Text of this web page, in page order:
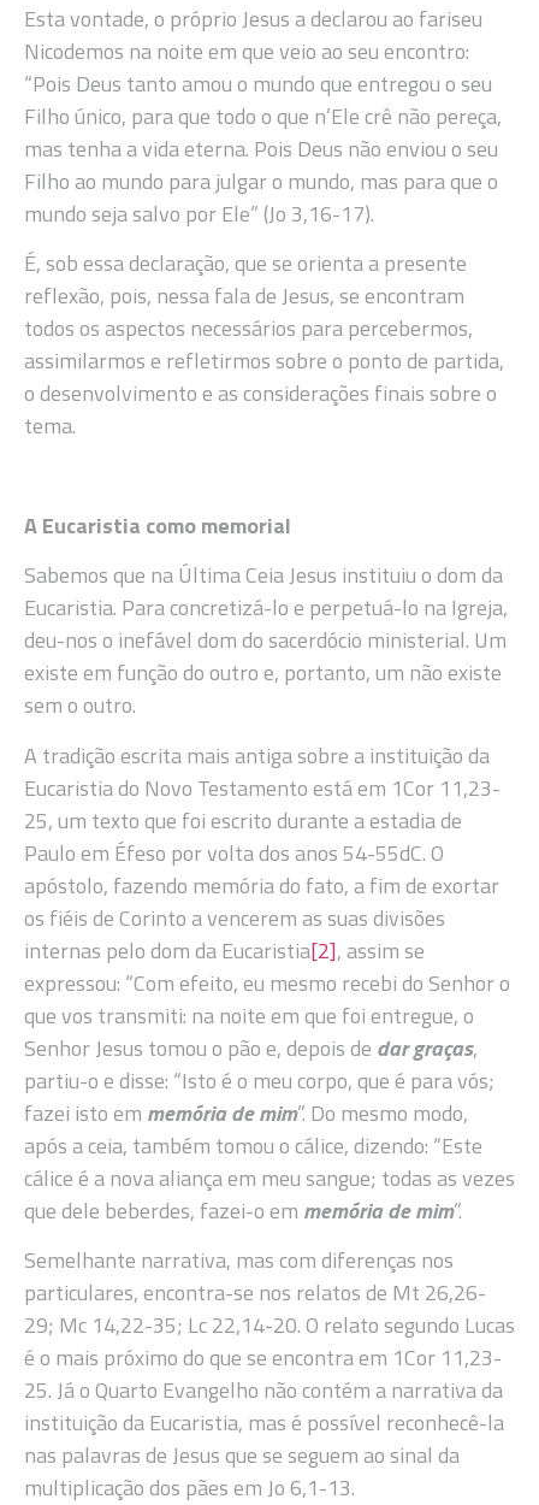
Esta vontade, o próprio Jesus a declarou ao fariseu
Nicodemos na noite em que veio ao seu encontro:
“Pois Deus tanto amou o mundo que entregou o seu
Filho único, para que todo o que n’Ele crê não pereça,
mas tenha a vida eterna. Pois Deus não enviou o seu
Filho ao mundo para julgar o mundo, mas para que o
mundo seja salvo por Ele” (Jo 3,16-17).
É, sob essa declaração, que se orienta a presente
reflexão, pois, nessa fala de Jesus, se encontram
todos os aspectos necessários para percebermos,
assimilarmos e refletirmos sobre o ponto de partida,
o desenvolvimento e as considerações finais sobre o
tema.
A Eucaristia como memorial
Sabemos que na Última Ceia Jesus instituiu o dom da
Eucaristia. Para concretizá-lo e perpetuá-lo na Igreja,
deu-nos o inefável dom do sacerdócio ministerial. Um
existe em função do outro e, portanto, um não existe
sem o outro.
A tradição escrita mais antiga sobre a instituição da
Eucaristia do Novo Testamento está em 1Cor 11,23-
25, um texto que foi escrito durante a estadia de
Paulo em Éfeso por volta dos anos 54-55dC. O
apóstolo, fazendo memória do fato, a fim de exortar
os fiéis de Corinto a vencerem as suas divisões
internas pelo dom da Eucaristia[2], assim se
expressou: “Com efeito, eu mesmo recebi do Senhor o
que vos transmiti: na noite em que foi entregue, o
Senhor Jesus tomou o pão e, depois de dar graças,
partiu-o e disse: “Isto é o meu corpo, que é para vós;
fazei isto em memória de mim”. Do mesmo modo,
após a ceia, também tomou o cálice, dizendo: “Este
cálice é a nova aliança em meu sangue; todas as vezes
que dele beberdes, fazei-o em memória de mim”.
Semelhante narrativa, mas com diferenças nos
particulares, encontra-se nos relatos de Mt 26,26-
29; Mc 14,22-35; Lc 22,14-20. O relato segundo Lucas
é o mais próximo do que se encontra em 1Cor 11,23-
25. Já o Quarto Evangelho não contém a narrativa da
instituição da Eucaristia, mas é possível reconhecê-la
nas palavras de Jesus que se seguem ao sinal da
multiplicação dos pães em Jo 6,1-13.